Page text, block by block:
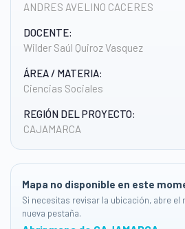
ANDRES AVELINO CACERES
DOCENTE:
Wilder Saúl Quiroz Vasquez
ÁREA / MATERIA:
Ciencias Sociales
REGIÓN DEL PROYECTO:
CAJAMARCA
Mapa no disponible en este
Si necesitas revisar la ubicación, abre el
nueva pestaña.